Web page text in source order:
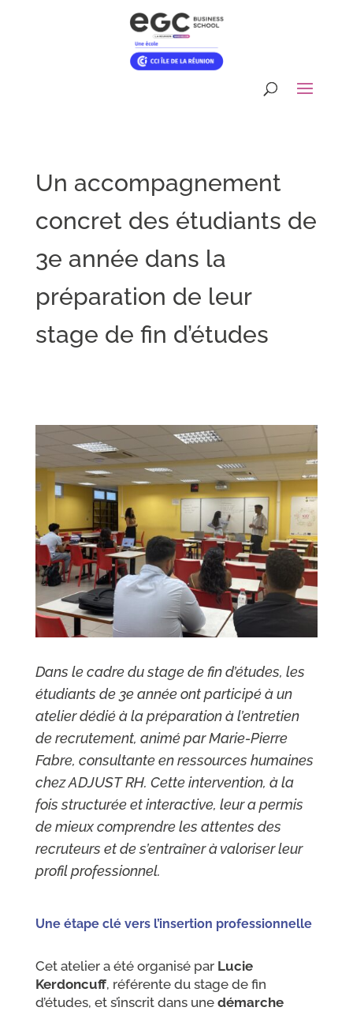
Un accompagnement
concret des étudiants de
3e année dans la
préparation de leur
stage de fin d’études
Dans le cadre du stage de fin d’études, les
étudiants de 3e année ont participé à un
atelier dédié à la préparation à l’entretien
de recrutement, animé par Marie-Pierre
Fabre, consultante en ressources humaines
chez ADJUST RH. Cette intervention, à la
fois structurée et interactive, leur a permis
de mieux comprendre les attentes des
recruteurs et de s’entraîner à valoriser leur
profil professionnel.
Une étape clé vers l’insertion professionnelle
Cet atelier a été organisé parLucie
Kerdoncuff, référente du stage de fin
d’études, et s’inscrit dans une démarche